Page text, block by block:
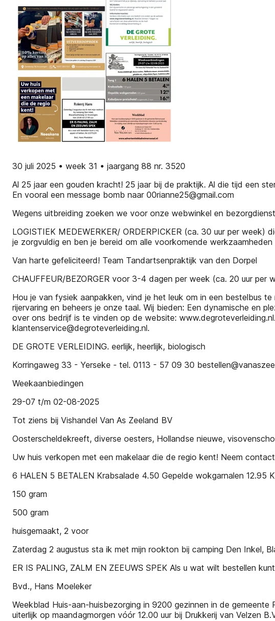
30 juli 2025 • week 31 • jaargang 88 nr. 3520
Al 25 jaar een gouden kracht! 25 jaar bij de praktijk. Al die tijd een
En vooral een message bomb naar 00rianne25@gmail.com
Wegens uitbreiding zoeken we voor onze webwinkel en
LOGISTIEK MEDEWERKER/ ORDERPICKER (ca. 30 uur per
je zorgvuldig en ben je bereid om alle voorkomende
Van harte gefeliciteerd! Team Tandartsenpraktijk van den Dorpel
CHAUFFEUR/BEZORGER voor 3-4 dagen per week (ca. 20 uur per
Hou je van fysiek aanpakken, vind je het leuk om in een bestelbus
rijervaring en beheers je onze taal. Wij bieden: Een dynamische en
over ons bedrijf is te vinden op de website:
klantenservice@degroteverleiding.nl.
DE GROTE VERLEIDING. eerlijk, heerlijk, biologisch
Korringaweg 33 - Yerseke - tel. 0113 - 57 09 30
Weekaanbiedingen
29-07 t/m 02-08-2025
Tot ziens bij Vishandel Van As Zeeland BV
Oosterscheldekreeft, diverse oesters, Hollandse nieuwe,
Uw huis verkopen met een makelaar die de regio kent! Neem
6 HALEN 5 BETALEN Krabsalade 4.50 Gepelde wokgarnalen 12.95
150 gram
500 gram
huisgemaakt, 2 voor
Zaterdag 2 augustus sta ik met mijn rookton bij camping Den Inkel,
ER IS PALING, ZALM EN ZEEUWS SPEK Als u wat wilt bestellen
Bvd., Hans Moeleker
Weekblad Huis-aan-huisbezorging in 9200 gezinnen in de
uiterlijk op maandagmorgen vóór 12.00 uur bij Drukkerij van Velzen